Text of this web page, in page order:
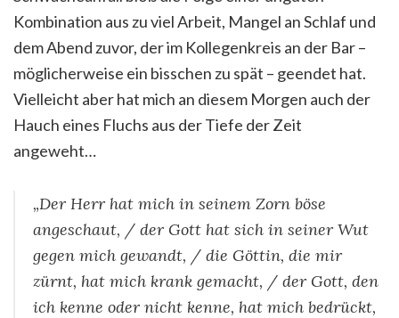
Kombination aus zu viel Arbeit, Mangel an Schlaf und
dem Abend zuvor, der im Kollegenkreis an der Bar –
möglicherweise ein bisschen zu spät – geendet hat.
Vielleicht aber hat mich an diesem Morgen auch der
Hauch eines Fluchs aus der Tiefe der Zeit
angeweht…
„Der Herr hat mich in seinem Zorn böse
angeschaut, / der Gott hat sich in seiner Wut
gegen mich gewandt, / die Göttin, die mir
zürnt, hat mich krank gemacht, / der Gott, den
ich kenne oder nicht kenne, hat mich bedrückt,